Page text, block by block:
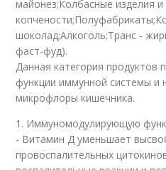
майонез;Колбасные изделия и
шоколад;Алкоголь;Транс -
фаст-фуд).
Данная категория продуктов
функции иммунной системы и
микрофлоры кишечника.
1. Иммуномодулирующую
- Витамин Д уменьшает
провоспалительных